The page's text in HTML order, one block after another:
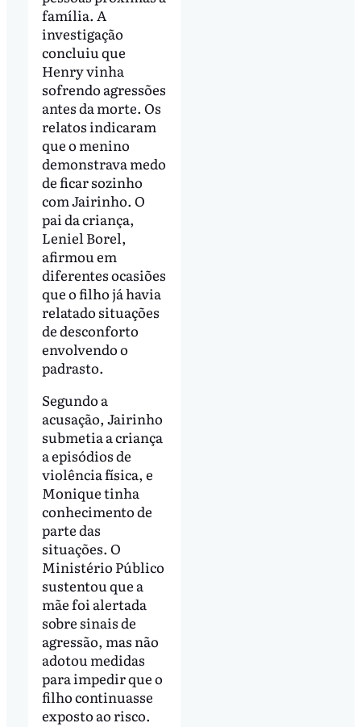
família. A
investigação
concluiu que
Henry vinha
sofrendo agressões
antes da morte. Os
relatos indicaram
que o menino
demonstrava medo
de ficar sozinho
com Jairinho. O
pai da criança,
Leniel Borel,
afirmou em
diferentes ocasiões
que o filho já havia
relatado situações
de desconforto
envolvendo o
padrasto.
Segundo a
acusação, Jairinho
submetia a criança
a episódios de
violência física, e
Monique tinha
conhecimento de
parte das
situações. O
Ministério Público
sustentou que a
mãe foi alertada
sobre sinais de
agressão, mas não
adotou medidas
para impedir que o
filho continuasse
exposto ao risco.